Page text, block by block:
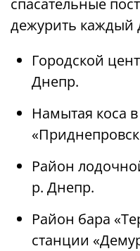
спасательные
дежурить каждый
Городской
Днепр.
Намытая коса
Район
р. Днепр.
Район бара
станции